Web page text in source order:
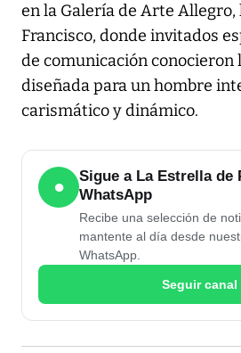
en la Galería de Arte Allegro,
Francisco, donde invitados
de comunicación conocieron
diseñada para un hombre
carismático y dinámico.
●
Sigue a La Estrella de
WhatsApp
Recibe una selección de
mantente al día desde
WhatsApp.
Seguir canal